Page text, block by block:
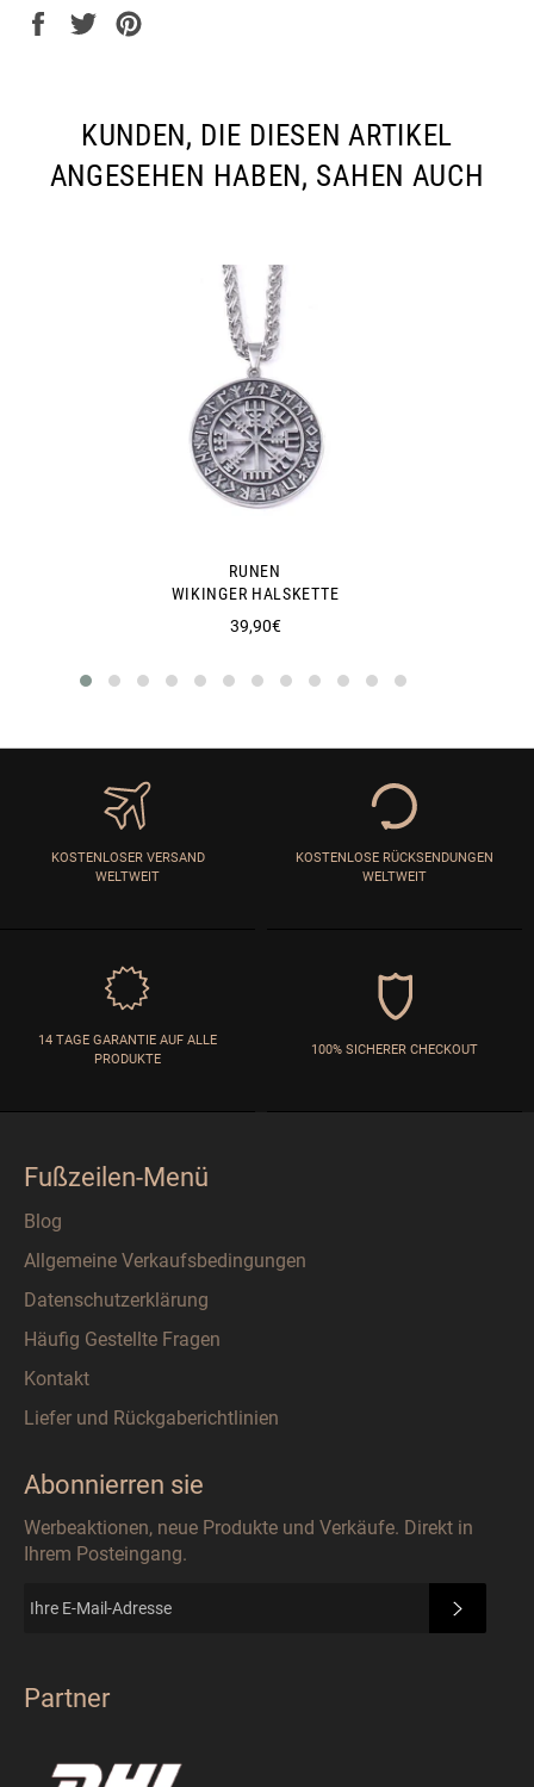
Auf
Auf
KUNDEN, DIE DIESEN ARTIKEL
ANGESEHEN HABEN, SAHEN AUCH
RUNEN
WIKINGER HALSKETTE
Normaler
39,90€
KOSTENLOSER VERSAND
WELTWEIT
KOSTENLOSE RÜCKSENDUNGEN
WELTWEIT
14 TAGE GARANTIE AUF ALLE
PRODUKTE
100% SICHERER CHECKOUT
Fußzeilen-Menü
Blog
Allgemeine Verkaufsbedingungen
Datenschutzerklärung
Häufig Gestellte Fragen
Kontakt
Liefer und Rückgaberichtlinien
Abonnierren sie
Werbeaktionen, neue Produkte und Verkäufe. Direkt in
Ihrem Posteingang.
Partner